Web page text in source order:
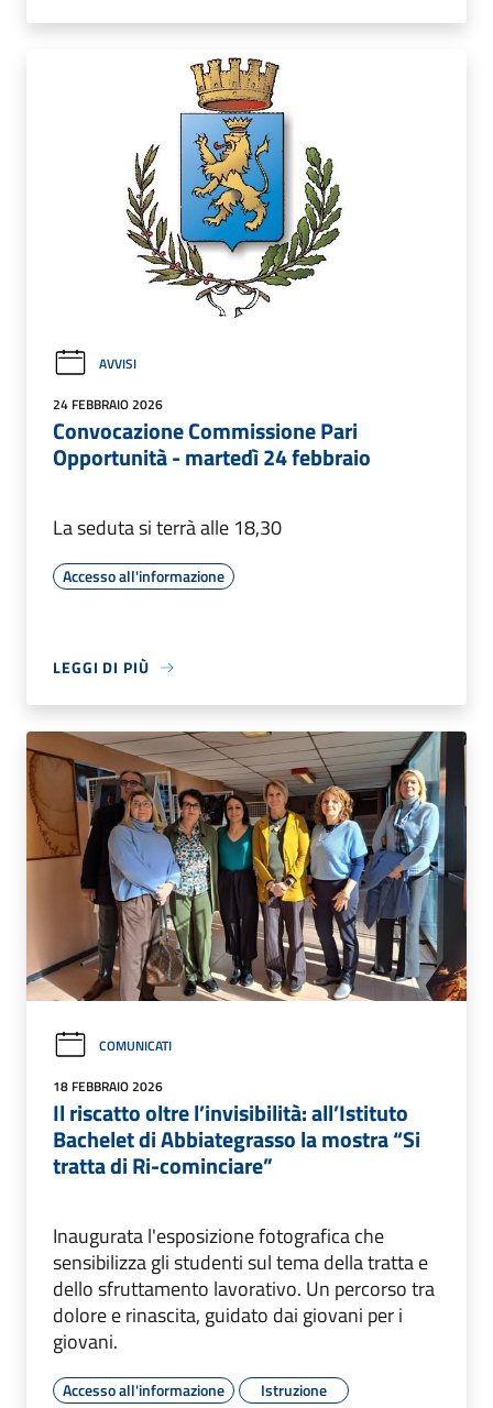
AVVISI
24 FEBBRAIO 2026
Convocazione Commissione Pari
Opportunità - martedì 24 febbraio
La seduta si terrà alle 18,30
Accesso all'informazione
LEGGI DI PIÙ
COMUNICATI
18 FEBBRAIO 2026
Il riscatto oltre l’invisibilità: all’Istituto
Bachelet di Abbiategrasso la mostra “Si
tratta di Ri-cominciare”
Inaugurata l'esposizione fotografica che
sensibilizza gli studenti sul tema della tratta e
dello sfruttamento lavorativo. Un percorso tra
dolore e rinascita, guidato dai giovani per i
giovani.
Accesso all'informazione Istruzione